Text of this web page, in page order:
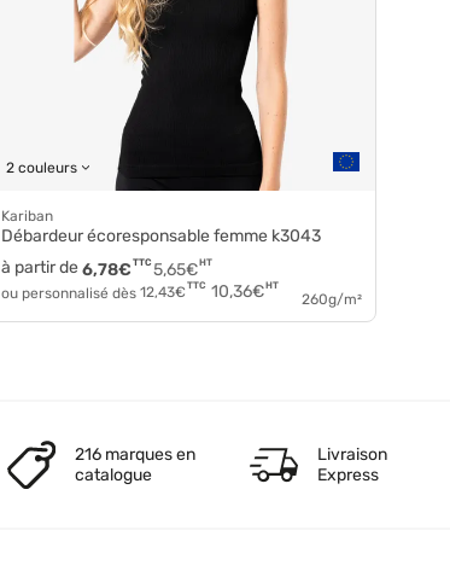
2 couleurs
Kariban
Débardeur écoresponsable femme k3043
à partir de
5,65€HT
6,78€ TTC
ou personnalisé dès 12,43€ TTC 10,36€HT
260g/m²
216 marques en
catalogue
Livraison
Express